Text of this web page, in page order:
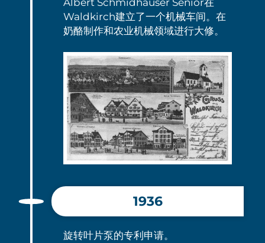
Albert Schmidhauser Senior在
Waldkirch建立了一个机械车间。在
奶酪制作和农业机械领域进行大修。
1936
旋转叶片泵的专利申请。